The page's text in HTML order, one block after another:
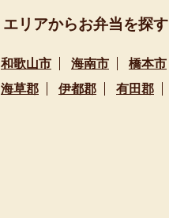
エリアからお弁当を探す
和歌山市 海南市 橋本市
海草郡
伊都郡 有田郡